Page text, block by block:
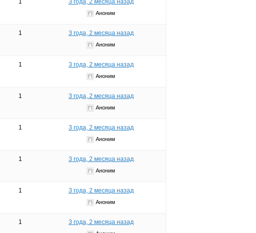
Аноним
1 3 года, 2 месяца назад
Аноним
1 3 года, 2 месяца назад
Аноним
1 3 года, 2 месяца назад
Аноним
1 3 года, 2 месяца назад
Аноним
1 3 года, 2 месяца назад
Аноним
1 3 года, 2 месяца назад
Аноним
1 3 года, 2 месяца назад